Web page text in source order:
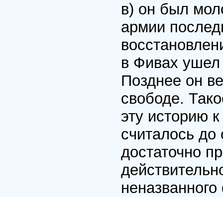
в) он был
армии
в Фивах ушел
Позднее он
свободе.
эту историю
считалось
достаточно